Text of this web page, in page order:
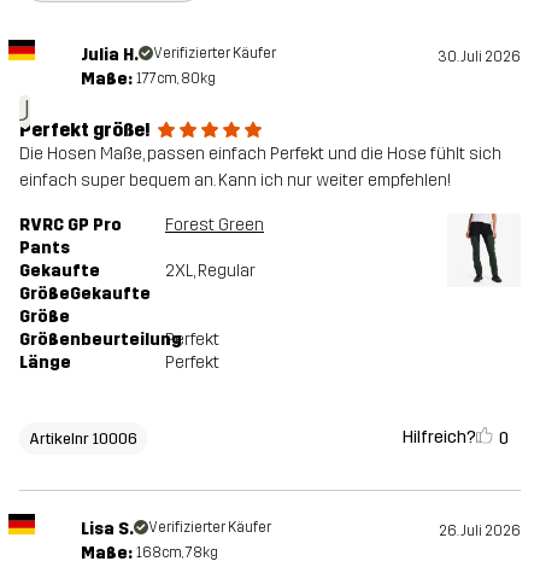
J
Julia H. Verifizierter Käufer 30. Juli 2026
Maße: 177cm, 80kg
Perfekt größe!
Die Hosen Maße, passen einfach Perfekt und die Hose fühlt sich
einfach super bequem an. Kann ich nur weiter empfehlen!
RVRC GP Pro
Pants
Forest Green
Gekaufte
GrößeGekaufte
Größe
2XL, Regular
GrößenbeurteilungPerfekt
Länge
Perfekt
Artikelnr 10006 Hilfreich? 0
Lisa S. Verifizierter Käufer 26. Juli 2026
Maße: 168cm, 78kg